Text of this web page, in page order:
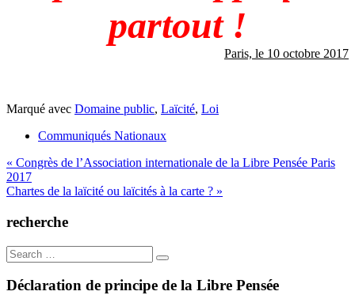
partout !
Paris, le 10 octobre 2017
Marqué avec Domaine public, Laïcité, Loi
Communiqués Nationaux
Navigation
de
« Congrès de l’Association internationale de la Libre Pensée Paris
2017
Chartes de la laïcité ou laïcités à la carte ? »
recherche
Search
for:
Déclaration de principe de la Libre Pensée